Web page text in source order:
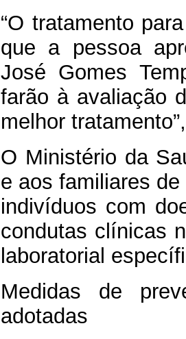
“O tratamento
que a pessoa
José Gomes
farão à avaliação
melhor
O Ministério da
e aos familiares de
indivíduos com
condutas clínicas
laboratorial
Medidas de
adotadas